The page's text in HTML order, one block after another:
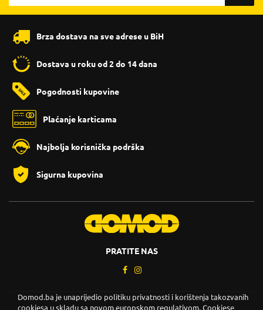
Brza dostava na sve adrese u BiH
Dostava u roku od 2 do 14 dana
Pogodnosti kupovine
Plaćanje karticama
Najbolja korisnička podrška
Sigurna kupovina
PRATITE NAS
Domod.ba je unaprijedio politiku privatnosti i korištenja takozvanih
cookiesa u skladu sa novom europskom regulativom. Cookiese